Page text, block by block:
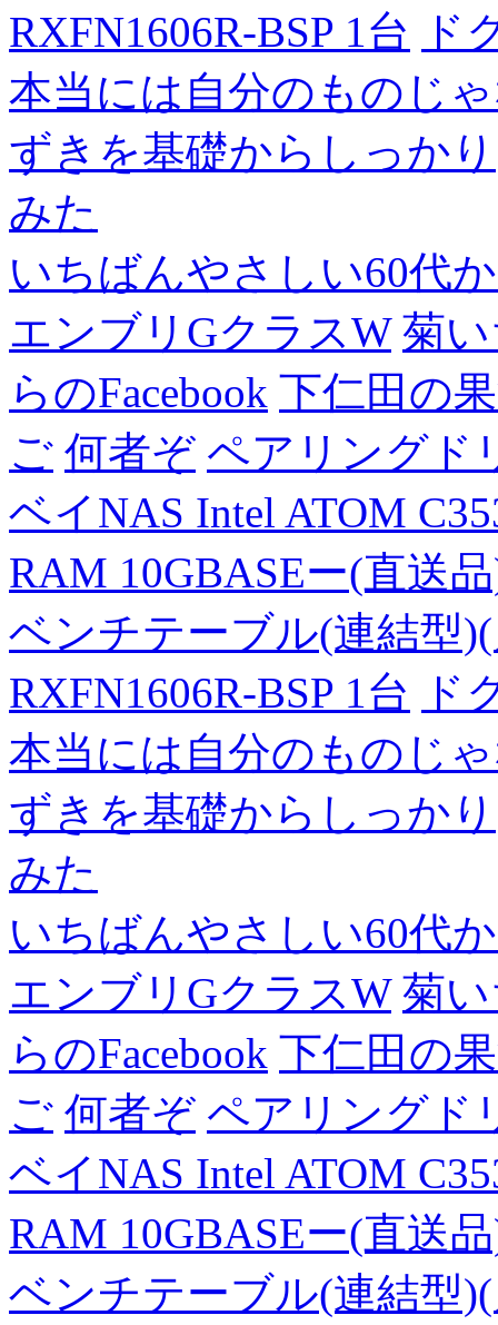
RXFN1606R-BSP 1台
ド
本当には自分のものじ
ずきを基礎からしっかり
みた
いちばんやさしい60代
エンブリGクラスW 菊
らのFacebook 下仁田の
ご 何者ぞ ペアリングド
ベイNAS Intel ATOM
RAM 10GBASEー(直送
ベンチテーブル(連結型
RXFN1606R-BSP 1台
ド
本当には自分のものじ
ずきを基礎からしっかり
みた
いちばんやさしい60代
エンブリGクラスW 菊
らのFacebook 下仁田の
ご 何者ぞ ペアリングド
ベイNAS Intel ATOM
RAM 10GBASEー(直送
ベンチテーブル(連結型